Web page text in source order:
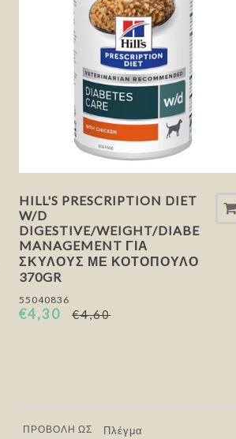
HILL'S PRESCRIPTION DIET
W/D
DIGESTIVE/WEIGHT/DIABETES
MANAGEMENT ΓΙΑ
ΣΚΎΛΟΥΣ ΜΕ ΚΟΤΌΠΟΥΛΟ
370GR
55040836
€4,30 €4,60
ΠΡΟΒΟΛΉ ΩΣ